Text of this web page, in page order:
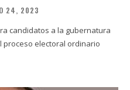
24, 2023
candidatos a la gubernatura
proceso electoral ordinario